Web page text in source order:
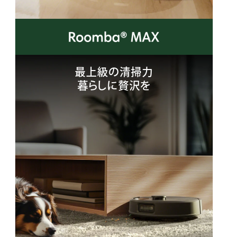
最上級の清掃力
暮らしに贅沢を